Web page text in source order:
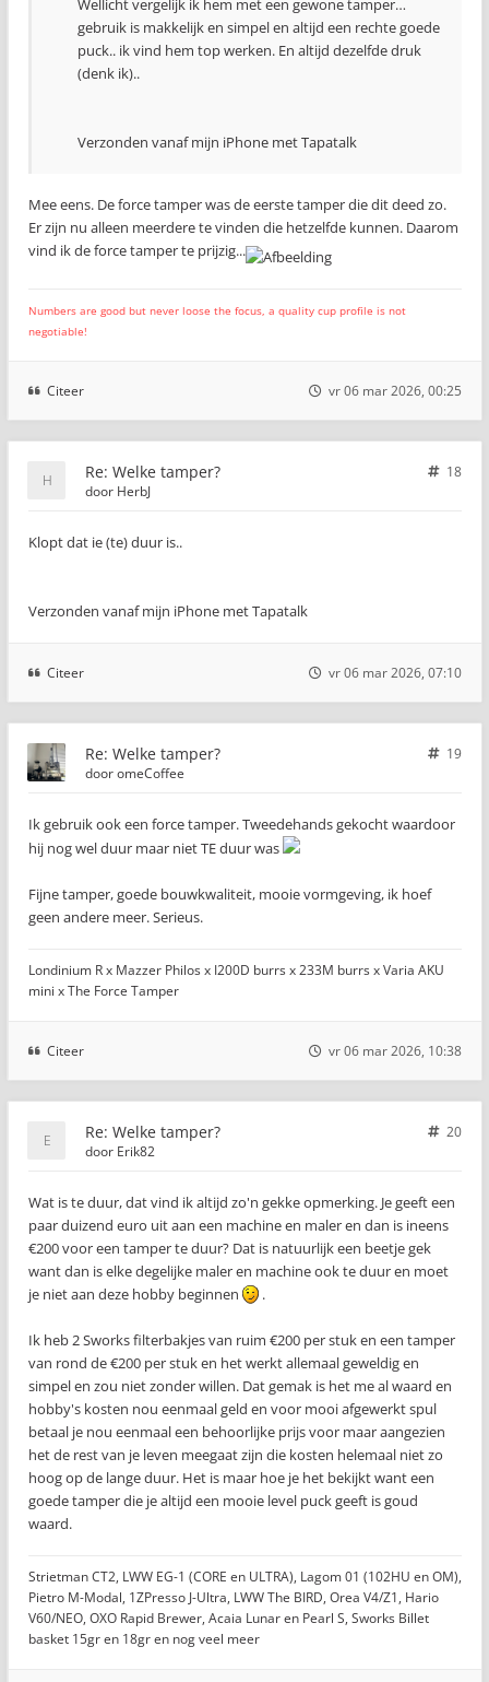
Wellicht vergelijk ik hem met een gewone tamper…
gebruik is makkelijk en simpel en altijd een rechte goede
puck.. ik vind hem top werken. En altijd dezelfde druk
(denk ik)..
Verzonden vanaf mijn iPhone met Tapatalk
Mee eens. De force tamper was de eerste tamper die dit deed zo.
Er zijn nu alleen meerdere te vinden die hetzelfde kunnen. Daarom
vind ik de force tamper te prijzig...
Numbers are good but never loose the focus, a quality cup profile is not
negotiable!
Citeer vr 06 mar 2026, 00:25
Re: Welke tamper?
18
door HerbJ
Klopt dat ie (te) duur is..
Verzonden vanaf mijn iPhone met Tapatalk
Citeer vr 06 mar 2026, 07:10
Re: Welke tamper?
19
dooromeCoffee
Ik gebruik ook een force tamper. Tweedehands gekocht waardoor
hij nog wel duur maar niet TE duur was
Fijne tamper, goede bouwkwaliteit, mooie vormgeving, ik hoef
geen andere meer. Serieus.
Londinium R x Mazzer Philos x I200D burrs x 233M burrs x Varia AKU
mini x The Force Tamper
Citeer vr 06 mar 2026, 10:38
Re: Welke tamper?
20
door Erik82
Wat is te duur, dat vind ik altijd zo'n gekke opmerking. Je geeft een
paar duizend euro uit aan een machine en maler en dan is ineens
€200 voor een tamper te duur? Dat is natuurlijk een beetje gek
want dan is elke degelijke maler en machine ook te duur en moet
je niet aan deze hobby beginnen
.
Ik heb 2 Sworks filterbakjes van ruim €200 per stuk en een tamper
van rond de €200 per stuk en het werkt allemaal geweldig en
simpel en zou niet zonder willen. Dat gemak is het me al waard en
hobby's kosten nou eenmaal geld en voor mooi afgewerkt spul
betaal je nou eenmaal een behoorlijke prijs voor maar aangezien
het de rest van je leven meegaat zijn die kosten helemaal niet zo
hoog op de lange duur. Het is maar hoe je het bekijkt want een
goede tamper die je altijd een mooie level puck geeft is goud
waard.
Strietman CT2, LWW EG-1 (CORE en ULTRA), Lagom 01 (102HU en OM),
Pietro M-Modal, 1ZPresso J-Ultra, LWW The BIRD, Orea V4/Z1, Hario
V60/NEO, OXO Rapid Brewer, Acaia Lunar en Pearl S, Sworks Billet
basket 15gr en 18gr en nog veel meer